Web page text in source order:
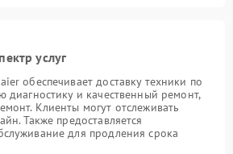
услуг
обеспечивает доставку техники по
диагностику и качественный ремонт,
Клиенты могут отслеживать
Также предоставляется
для продления срока